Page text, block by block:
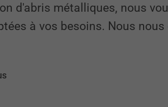
d'abris métalliques, nous
à vos besoins. Nous